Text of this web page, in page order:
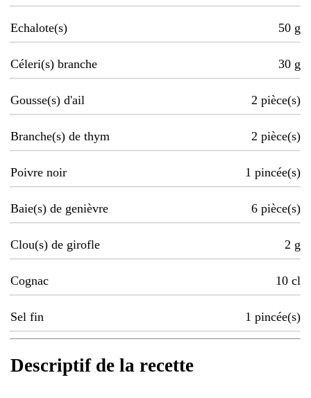
Echalote(s) 50 g
Céleri(s) branche 30 g
Gousse(s) d'ail 2 pièce(s)
Branche(s) de thym 2 pièce(s)
Poivre noir 1 pincée(s)
Baie(s) de genièvre 6 pièce(s)
Clou(s) de girofle 2 g
Cognac 10 cl
Sel fin 1 pincée(s)
Descriptif de la recette